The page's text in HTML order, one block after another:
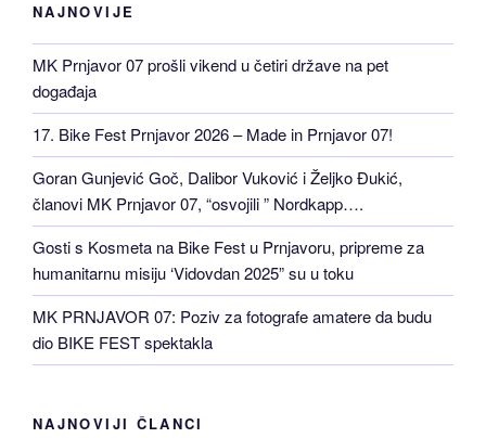
NAJNOVIJE
MK Prnjavor 07 prošli vikend u četiri države na pet
događaja
17. Bike Fest Prnjavor 2026 – Made in Prnjavor 07!
Goran Gunjević Goč, Dalibor Vuković i Željko Đukić,
članovi MK Prnjavor 07, “osvojili ” Nordkapp….
Gosti s Kosmeta na Bike Fest u Prnjavoru, pripreme za
humanitarnu misiju ‘Vidovdan 2025” su u toku
MK PRNJAVOR 07: Poziv za fotografe amatere da budu
dio BIKE FEST spektakla
NAJNOVIJI ČLANCI